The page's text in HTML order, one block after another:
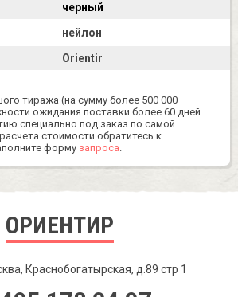
черный
нейлон
Orientir
тиража (на сумму более 500 000
ожидания поставки более 60 дней
специально под заказ по самой
стоимости обратитесь к
форму запроса.
ОРИЕНТИР
Краснобогатырская, д.89 стр 1